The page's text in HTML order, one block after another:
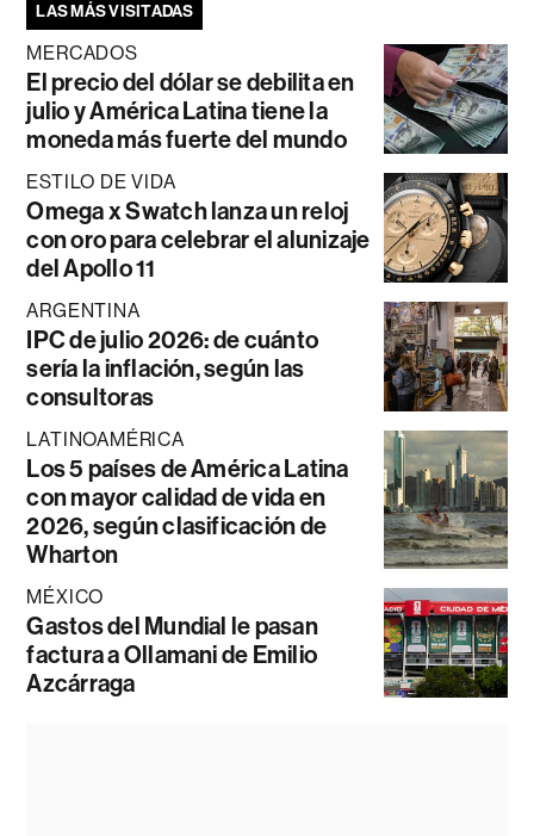
LAS MÁS VISITADAS
MERCADOS
El precio del dólar se debilita en
julio y América Latina tiene la
moneda más fuerte del mundo
ESTILO DE VIDA
Omega x Swatch lanza un reloj
con oro para celebrar el alunizaje
del Apollo 11
ARGENTINA
IPC de julio 2026: de cuánto
sería la inflación, según las
consultoras
LATINOAMÉRICA
Los 5 países de América Latina
con mayor calidad de vida en
2026, según clasificación de
Wharton
MÉXICO
Gastos del Mundial le pasan
factura a Ollamani de Emilio
Azcárraga